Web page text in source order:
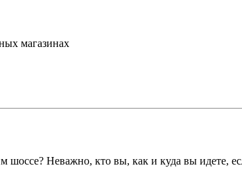
магазинах
Неважно, кто вы, как и куда вы идете,